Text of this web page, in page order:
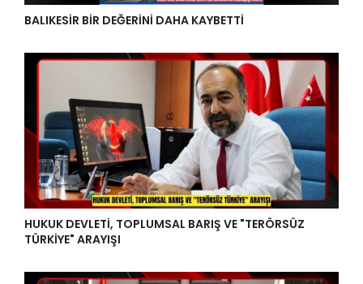
BALIKESİR BİR DEĞERİNİ DAHA KAYBETTİ
HUKUK DEVLETİ, TOPLUMSAL BARIŞ VE "TERÖRSÜZ
TÜRKİYE" ARAYIŞI